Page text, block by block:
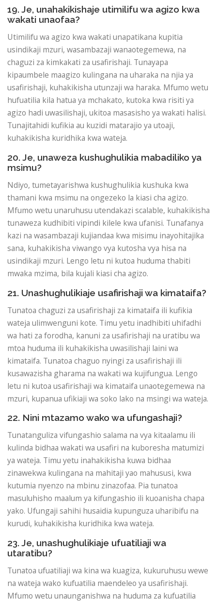
19. Je, unahakikishaje utimilifu wa agizo kwa
wakati unaofaa?
Utimilifu wa agizo kwa wakati unapatikana kupitia
usindikaji mzuri, wasambazaji wanaotegemewa, na
chaguzi za kimkakati za usafirishaji. Tunayapa
kipaumbele maagizo kulingana na uharaka na njia ya
usafirishaji, kuhakikisha utunzaji wa haraka. Mfumo wetu
hufuatilia kila hatua ya mchakato, kutoka kwa risiti ya
agizo hadi uwasilishaji, ukitoa masasisho ya wakati halisi.
Tunajitahidi kufikia au kuzidi matarajio ya utoaji,
kuhakikisha kuridhika kwa wateja.
20. Je, unaweza kushughulikia mabadiliko ya
msimu?
Ndiyo, tumetayarishwa kushughulikia kushuka kwa
thamani kwa msimu na ongezeko la kiasi cha agizo.
Mfumo wetu unaruhusu utendakazi scalable, kuhakikisha
tunaweza kudhibiti vipindi kilele kwa ufanisi. Tunafanya
kazi na wasambazaji kujiandaa kwa misimu inayohitajika
sana, kuhakikisha viwango vya kutosha vya hisa na
usindikaji mzuri. Lengo letu ni kutoa huduma thabiti
mwaka mzima, bila kujali kiasi cha agizo.
21. Unashughulikiaje usafirishaji wa kimataifa?
Tunatoa chaguzi za usafirishaji za kimataifa ili kufikia
wateja ulimwenguni kote. Timu yetu inadhibiti uhifadhi
wa hati za forodha, kanuni za usafirishaji na uratibu wa
mtoa huduma ili kuhakikisha uwasilishaji laini wa
kimataifa. Tunatoa chaguo nyingi za usafirishaji ili
kusawazisha gharama na wakati wa kujifungua. Lengo
letu ni kutoa usafirishaji wa kimataifa unaotegemewa na
mzuri, kupanua ufikiaji wa soko lako na msingi wa wateja.
22. Nini mtazamo wako wa ufungashaji?
Tunatanguliza vifungashio salama na vya kitaalamu ili
kulinda bidhaa wakati wa usafiri na kuboresha matumizi
ya wateja. Timu yetu inahakikisha kuwa bidhaa
zinawekwa kulingana na mahitaji yao mahususi, kwa
kutumia nyenzo na mbinu zinazofaa. Pia tunatoa
masuluhisho maalum ya kifungashio ili kuoanisha chapa
yako. Ufungaji sahihi husaidia kupunguza uharibifu na
kurudi, kuhakikisha kuridhika kwa wateja.
23. Je, unashughulikiaje ufuatiliaji wa
utaratibu?
Tunatoa ufuatiliaji wa kina wa kuagiza, kukuruhusu wewe
na wateja wako kufuatilia maendeleo ya usafirishaji.
Mfumo wetu unaunganishwa na huduma za kufuatilia